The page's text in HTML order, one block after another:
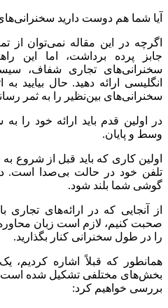
آیا شما هم دوست دارید
اگرچه در این مقاله نمی‌توان از
جابز پرده برداشت، اما این
سخنرانی‌های تجاری شفاف،
انگلیسی ارائه دهید. حال بیایید
سخنرانی‌های بین‌نظیر را به ثمر
در اولین قدم باید ارائه خود را
وسط و پایان.
اولین کاری که باید قبل از شروع
تلفن خود در حالت بی‌صدا است. در
گوشی شما بلند شود.
از آنجایی که در ارائه‌های
صحبت کنیم، لازم است زبان
را در طول سخنرانی کنار بگذارید.
همانطور که قبلاً اشاره کردیم،
بخش‌های مختلفی تشکیل شده است
بررسی خواهیم کرد: